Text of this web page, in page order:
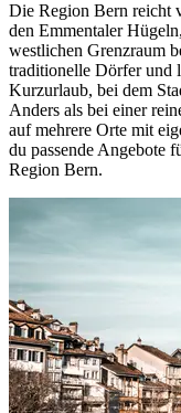
Die Region Bern reicht
den Emmentaler
westlichen Grenzraum
traditionelle Dörfer und
Kurzurlaub, bei dem
Anders als bei einer
auf mehrere Orte mit
du passende Angebote
Region Bern.